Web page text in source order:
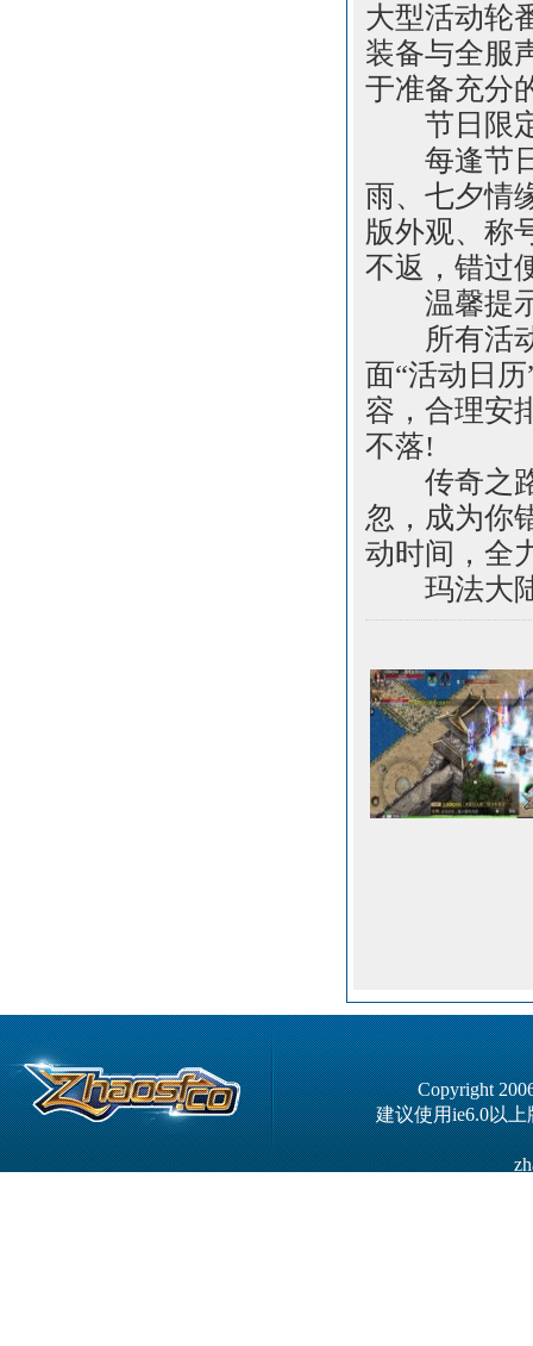
大型活动轮
装备与全服
于准备充分
节日限定
每逢节日
雨、七夕情
版外观、称
不返，错过
温馨提示
所有活动
面“活动日
容，合理安
不落!
传奇之路
忽，成为你
动时间，全
玛法大陆
Copyright
建议使用ie6.0以